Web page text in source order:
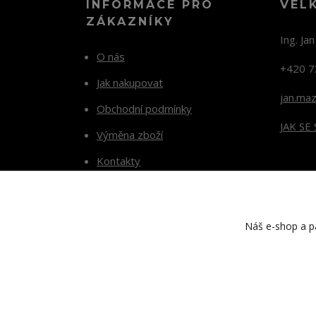
INFORMACE PRO
ZÁKAZNÍKY
O nás
Jak nakupovat
Obchodní podmínky
Výměna zboží
Kontakty
Ing.
+420
JAK
Náš e-shop a